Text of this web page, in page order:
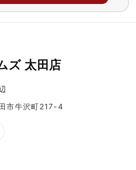
ズ 太田店
市牛沢町217-4